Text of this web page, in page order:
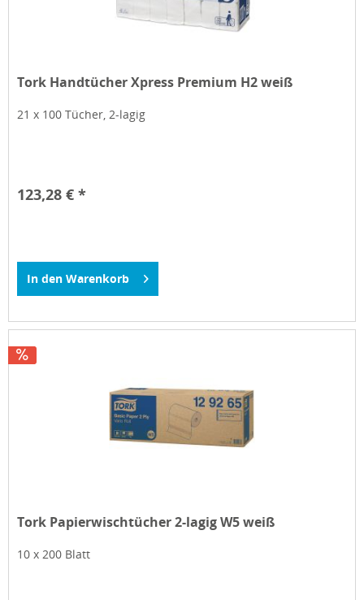
Tork Handtücher Xpress Premium H2 weiß
21 x 100 Tücher, 2-lagig
123,28 € *
In den Warenkorb
Tork Papierwischtücher 2-lagig W5 weiß
10 x 200 Blatt